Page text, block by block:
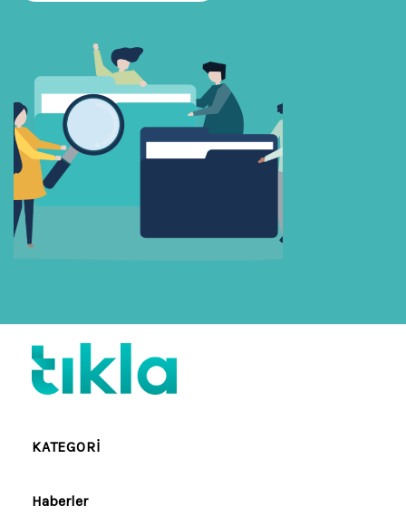
KATEGORI
Haberler
Beni Hatırla
Parolanızı mı unuttunuz?